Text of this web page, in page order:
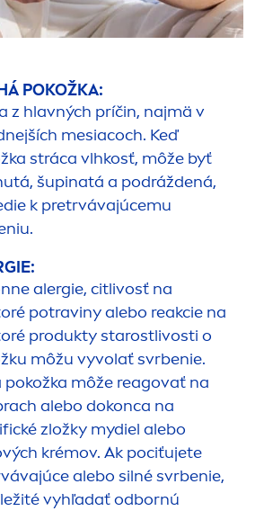
POKOŽKA:
z hlavných príčin, najmä v
mesiacoch. Keď
stráca vlhkosť, môže byť
šupinatá a podráždená,
k pretrvávajúcemu
alergie, citlivosť na
potraviny alebo reakcie na
produkty starostlivosti o
môžu vyvolať svrbenie.
pokožka môže reagovať na
alebo dokonca na
zložky mydiel alebo
krémov. Ak pociťujete
alebo silné svrbenie,
vyhľadať odbornú